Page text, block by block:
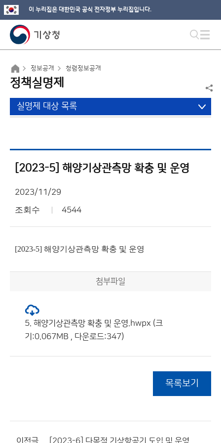
이 누리집은 대한민국 공식 전자정부 누리집입니다.
정보공개 청렴정보공개
정책실명제
실명제 대상 목록
[2023-5] 해양기상관측망 확충 및 운영
2023/11/29
조회수 4544
[2023-5] 해양기상관측망 확충 및 운영
첨부파일
5. 해양기상관측망 확충 및 운영.hwpx (크
기:0.067MB , 다운로드:347)
목록보기
이전글 [2023-6] 다목적 기상항공기 도입 및 운영